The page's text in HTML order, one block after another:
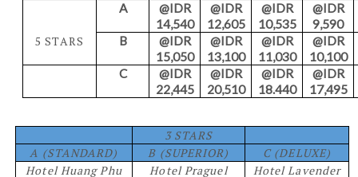
A
@IDR
14,540
@IDR
12,605
@IDR
10,535
@IDR
9,590
5 STARS B
@IDR
15,050
@IDR
13,100
@IDR
11,030
@IDR
10,100
C
@IDR
22,445
@IDR
20,510
@IDR
18.440
@IDR
17,495
3 STARS
A (STANDARD)
B (SUPERIOR)
C (DELUXE)
Hotel Huang Phu
Hotel Praguel
Hotel Lavender